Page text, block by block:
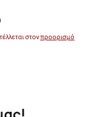
στονπροορισμό